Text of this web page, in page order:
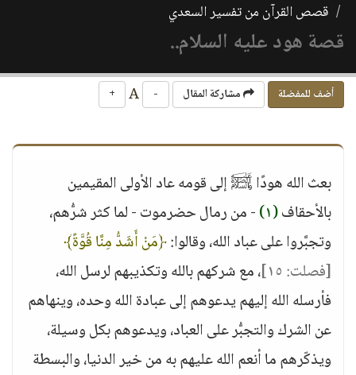
قصص القرآن من تفسير السعدي
قصة هود عليه السلام..
أضف للمفضلة مشاركة المقال -
+
بعث الله هودًا ﵊ إلى قومه عاد الأولى المقيمين
بالأحقاف(١)
- من رمال حضرموت - لما كثر شرُّهم،
وتجبَّروا على عباد الله، وقالوا:﴿مَنْ أَشَدُّ مِنَّا قُوَّةً﴾
[فصلت: ١٥]
، مع شركهم بالله وتكذيبهم لرسل الله،
فأرسله الله إليهم يدعوهم إلى عبادة الله وحده، وينهاهم
عن الشرك والتجبُّر على العباد، ويدعوهم بكل وسيلة،
ويذكّرهم ما أنعم الله عليهم به من خير الدنيا، والبسطة